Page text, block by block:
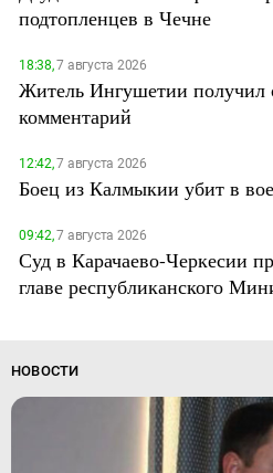
подтопленцев в Чечне
18:38,7 августа 2026
Житель Ингушетии получил
комментарий
12:42,7 августа 2026
Боец из Калмыкии убит в
09:42,7 августа 2026
Суд в Карачаево-Черкесии
главе республиканского
НОВОСТИ